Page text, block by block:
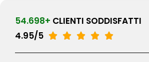
54.698+ CLIENTI SODDISFATTI
4.95/5     